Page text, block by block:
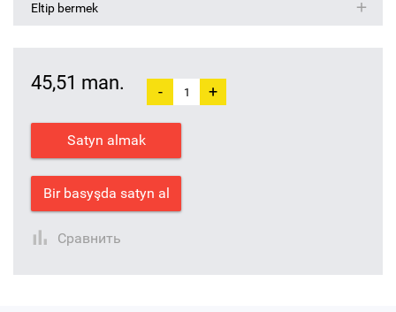
Eltip bermek
45,51 man. - +
Satyn almak
Bir basyşda satyn al
Сравнить